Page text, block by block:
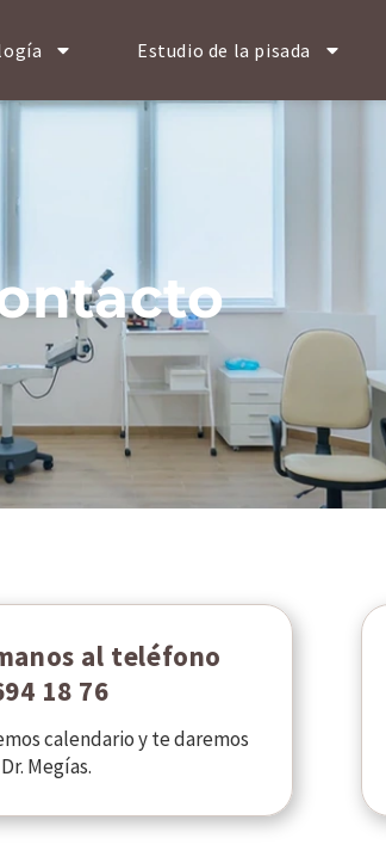
Estudio de la pisada
al teléfono
18 76
calendario y te daremos
Megías.